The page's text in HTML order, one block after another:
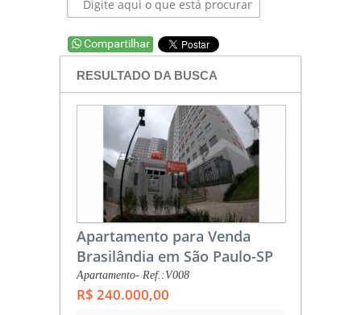
RESULTADO DA BUSCA
Apartamento para Venda
Brasilândia em São Paulo-SP
Apartamento- Ref.:V008
R$ 240.000,00